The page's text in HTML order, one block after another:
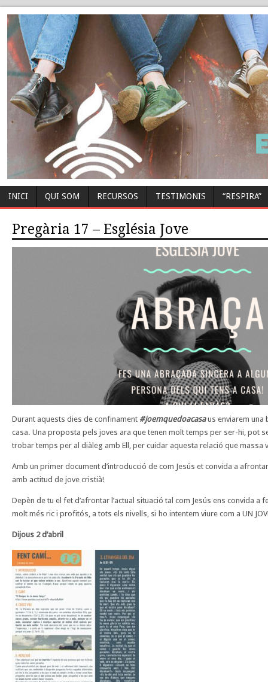
INICI QUI SOM RECURSOS TESTIMONIS “RESPIRA”
Pregària 17 – Església Jove
Durant aquests dies de confinament #joemquedoacasaus enviarem una
casa. Una proposta pels joves ara que tenen molt temps per ser-hi, pot
trobar temps per al diàleg amb Ell, per cuidar aquesta relació que massa
Amb un primer document d’introducció de com Jesús et convida a
amb actitud de jove cristià!
Depèn de tu el fet d’afrontar l’actual situació tal com Jesús ens convida
molt més ric i profitós, a tots els nivells, si ho intentem viure com a UN
Dijous 2 d’abril